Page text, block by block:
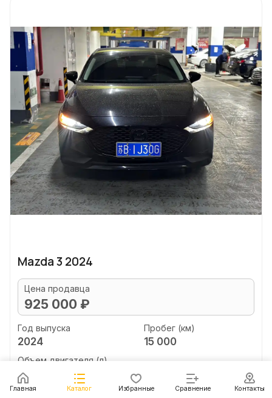
Mazda 3 2024
Цена продавца
925 000 ₽
Год выпуска
2024
Пробег (км)
15 000
Объем двигателя (л)
2.0
Главная Каталог Избранные Сравнение Контакты